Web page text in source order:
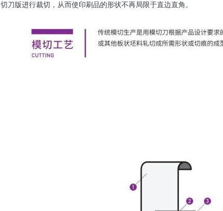
切刀版进行裁切，从而使印刷品的形状不再局限于直边直角。